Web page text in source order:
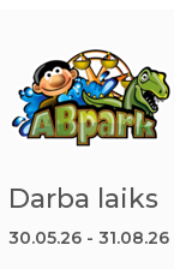
Darba laiks
30.05.26 - 31.08.26